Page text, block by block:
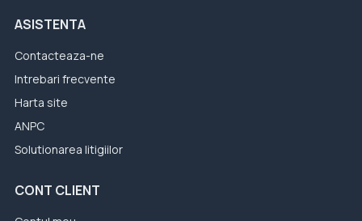
ASISTENTA
Contacteaza-ne
Intrebari frecvente
Harta site
ANPC
Solutionarea litigiilor
CONT CLIENT